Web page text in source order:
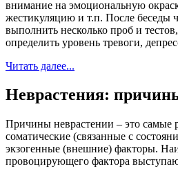
внимание на эмоциональную
жестикуляцию и т.п. После беседы
выполнить несколько проб и
определить уровень тревоги,
Читать далее...
Неврастения:
Причины неврастении – это самые
соматические (связанные с
экзогенные (внешние) факторы.
провоцирующего фактора